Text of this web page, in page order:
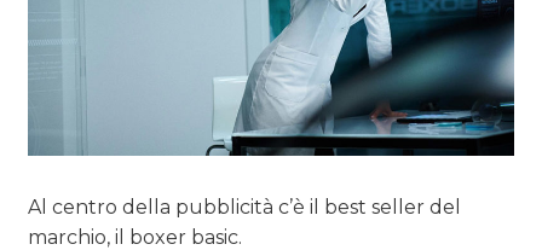
CASE HISTORY
Al centro della pubblicità c’è il best seller del
marchio, il boxer basic.